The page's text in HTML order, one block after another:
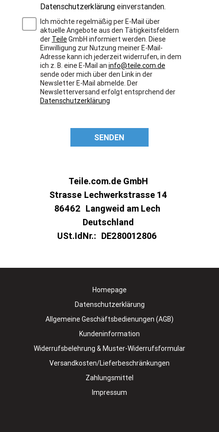
Datenschutzerklärungeinverstanden.
Ich möchte regelmäßig per E-Mail über
aktuelle Angebote aus den Tätigkeitsfeldern
der TeileGmbH informiert werden. Diese
Einwilligung zur Nutzung meiner E-Mail-
Adresse kann ich jederzeit widerrufen, in dem
ich z. B. eine E-Mail an info@teile.com.de
sende oder mich über den Link in der
Newsletter E-Mail abmelde. Der
Newsletterversand erfolgt entsprchend der
Datenschutzerklärung
SENDEN
Teile.com.de GmbH
Strasse Lechwerkstrasse 14
86462 Langweid am Lech
Deutschland
USt.IdNr.: DE280012806
Homepage
Datenschutzerklärung
Allgemeine Geschäftsbedienungen (AGB)
Kundeninformation
Widerrufsbelehrung & Muster-Widerrufsformular
Versandkosten/Lieferbeschränkungen
Zahlungsmittel
Impressum